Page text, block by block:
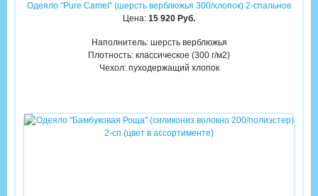
Одеяло "Pure Camel" (шерсть верблюжья 300/хлопок) 2-спальное
Цена: 15 920 Руб.
Наполнитель: шерсть верблюжья
Плотность: классическое (300 г/м2)
Чехол: пуходержащий хлопок